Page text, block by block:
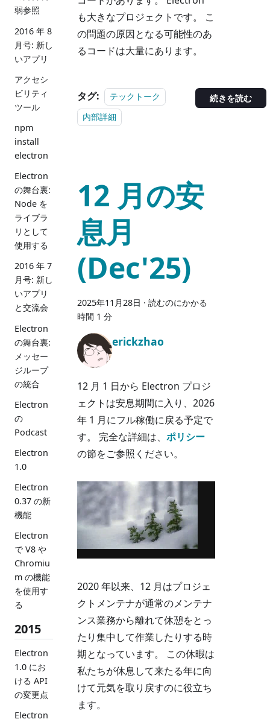
弱参照
2016 年 8
月号: 新し
いアプリ
アクセシ
ビリティ
ツール
npm
install
electron
Electron
の舞台裏:
Node を
ライブラ
リとして
使用する
2016 年 7
月号: 新し
いアプリ
と交流会
Electron
の舞台裏:
メッセー
ジループ
の統合
Electron
の
Podcast
Electron
1.0
Electron
0.37 の新
機能
Electron
で V8 や
Chromiu
m の機能
を使用す
る
2015
Electron
1.0 にお
ける API
の変更点
Electron
も大きなプロジェクトです。 こ
の問題の原因となる可能性のあ
るコードは大量にあります。
タグ:
テックトーク
内部詳細
続きを読む
12 月の安
息月
(Dec'25)
2025年11月28日 · 読むのにかかる
時間 1 分
erickzhao
12 月 1 日から Electron プロジ
ェクトは安息期間に入り、2026
年 1 月にフル稼働に戻る予定で
す。 完全な詳細は、 ポリシー
の節をご参照ください。
2020 年以来、12 月はプロジェ
クトメンテナが通常のメンテナ
ンス業務から離れて休憩をとっ
たり集中して作業したりする時
期となっています。 この休暇は
私たちが休息して来たる年に向
けて元気を取り戻すのに役立ち
ます。